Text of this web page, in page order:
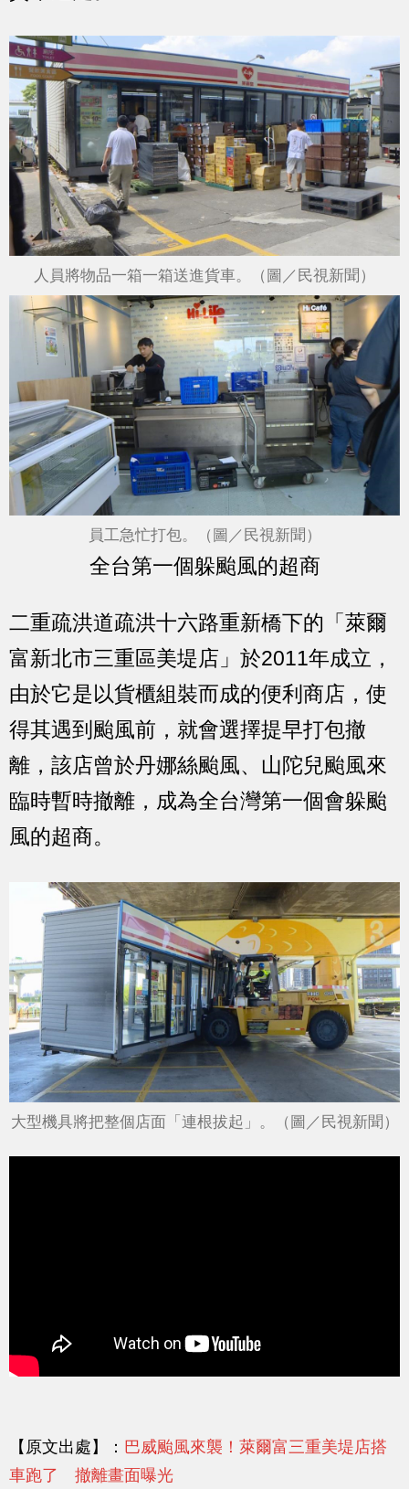
人員將物品一箱一箱送進貨車。（圖／民視新聞）
員工急忙打包。（圖／民視新聞）
全台第一個躲颱風的超商
二重疏洪道疏洪十六路重新橋下的「萊爾
富新北市三重區美堤店」於2011年成立，
由於它是以貨櫃組裝而成的便利商店，使
得其遇到颱風前，就會選擇提早打包撤
離，該店曾於丹娜絲颱風、山陀兒颱風來
臨時暫時撤離，成為全台灣第一個會躲颱
風的超商。
大型機具將把整個店面「連根拔起」。（圖／民視新聞）
【原文出處】： 巴威颱風來襲！萊爾富三重美堤店搭
車跑了 撤離畫面曝光